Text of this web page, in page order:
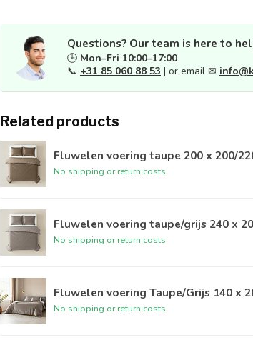
Questions? Our team is here to
🕒 Mon–Fri 10:00–17:00
📞 +31 85 060 88 53 | or email ✉
Related products
Fluwelen voering taupe 200 x 200/
No shipping or return costs
Fluwelen voering taupe/grijs 240 x
No shipping or return costs
Fluwelen voering Taupe/Grijs 140 x
No shipping or return costs